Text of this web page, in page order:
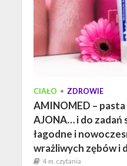
CIAŁO • ZDROWIE
AMINOMED –
AJONA… i do zadań
łagodne i
wrażliwych zębów i
4 m. czytania